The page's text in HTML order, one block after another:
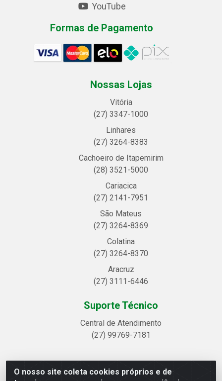
O nosso site coleta cookies próprios e de
YouTube
Formas de Pagamento
Nossas Lojas
Vitória
(27) 3347-1000
Linhares
(27) 3264-8383
Cachoeiro de Itapemirim
(28) 3521-5000
Cariacica
(27) 2141-7951
São Mateus
(27) 3264-8369
Colatina
(27) 3264-8370
Aracruz
(27) 3111-6446
Suporte Técnico
Central de Atendimento
(27) 99769-7181
Linhavix Distribuidora LTDA - Avenida Alegre, 2521 -